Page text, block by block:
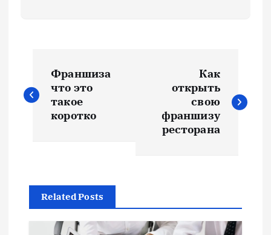
а
г
а
Франшиза
что это
такое
коротко
Как
открыть
свою
франшизу
ресторана
Related Posts